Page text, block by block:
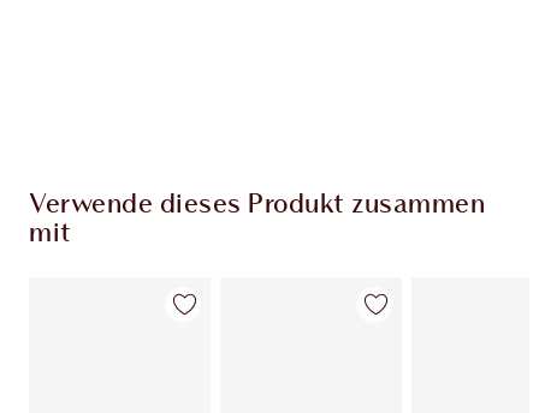
Verwende dieses Produkt zusammen
mit